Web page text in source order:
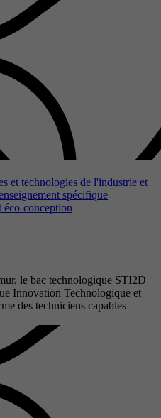
et technologies de l'industrie et
spécifique
conception
le bac technologique STI2D
Innovation Technologique et
des techniciens capables